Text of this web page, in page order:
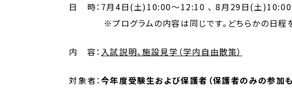
日 時：7月4日(土)10:00～12:10 、 8月29日(土)10:00
※プログラムの内容は同じです。どちらかの日程を
内 容： 入試説明、施設見学（学内自由散策）
対象者：今年度受験生および保護者（保護者のみの参加も